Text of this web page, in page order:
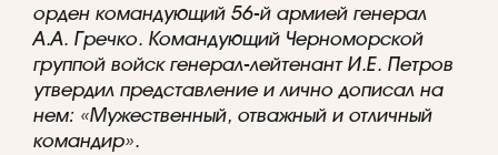
орден командующий 56-й армией генерал
А.А. Гречко. Командующий Черноморской
группой войск генерал-лейтенант И.Е. Петров
утвердил представление и лично дописал на
нем: «Мужественный, отважный и отличный
командир».